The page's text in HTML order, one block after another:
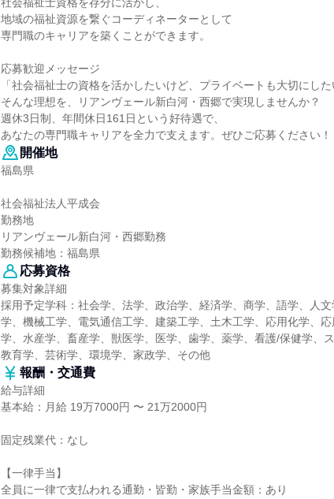
地域の福祉資源を繋ぐコーディネーターとして
専門職のキャリアを築くことができます。
応募歓迎メッセージ
「社会福祉士の資格を活かしたいけど、プライベートも大切にした
そんな理想を、リアンヴェール新白河・西郷で実現しませんか？
週休3日制、年間休日161日という好待遇で、
あなたの専門職キャリアを全力で支えます。ぜひご応募ください！
開催地
福島県
社会福祉法人平成会
勤務地
リアンヴェール新白河・西郷勤務
勤務候補地：福島県
応募資格
募集対象詳細
採用予定学科：社会学、法学、政治学、経済学、商学、語学、人
学、機械工学、電気通信工学、建築工学、土木工学、応用化学、
学、水産学、畜産学、獣医学、医学、歯学、薬学、看護/保健学、
教育学、芸術学、環境学、家政学、その他
報酬・交通費
給与詳細
基本給：月給 19万7000円 〜 21万2000円
固定残業代：なし
【一律手当】
全員に一律で支払われる通勤・皆勤・家族手当金額：あり